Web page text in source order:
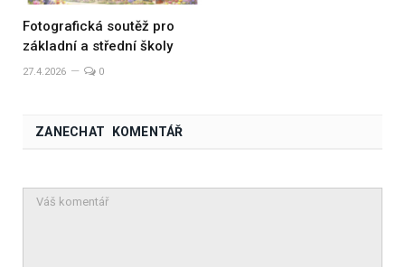
Fotografická soutěž pro
základní a střední školy
27.4.2026 0
ZANECHAT KOMENTÁŘ